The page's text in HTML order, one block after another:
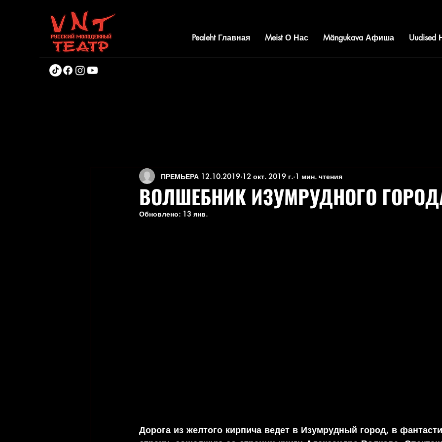
Pealeht Главная Meist О Нас Mängukava Афиша Uudised
ВОЛШЕБНИК ИЗУМРУДНОГО
ПРЕМЬЕРА 12.10.2019 12 окт. 2019 г. 1 мин. чтения
Обновлено: 13 янв.
Дорога из желтого кирпича ведет в Изумрудный город, в